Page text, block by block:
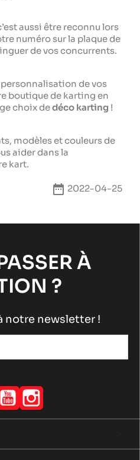
aussi être reconnu lors
numéro sur la plaque de
de vos concurrents.
de vos
boutique de karting en
choix dedéco karting !
modèles et couleurs de
aider dans la
kart.
date_range 2022-04-25
À
?
notre newsletter !
YouTube